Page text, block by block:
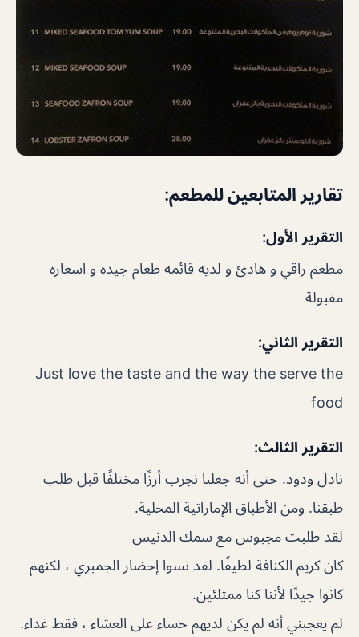
تقارير المتابعين للمطعم:
التقرير الأول:
مطعم راقي و هادئ و لديه قائمه طعام جيده و اسعاره
مقبولة
التقرير الثاني:
Just love the taste and the way the serve the
food
التقرير الثالث:
نادل ودود. حتى أنه جعلنا نجرب أرزًا مختلفًا قبل طلب
طبقنا. ومن الأطباق الإماراتية المحلية.
لقد طلبت مجبوس مع سمك الدنيس
كان كريم الكنافة لطيفًا. لقد نسوا إحضار الجمبري ، لكنهم
كانوا جيدًا لأننا كنا ممتلئين.
لم يعجبني أنه لم يكن لديهم حساء على العشاء ، فقط غداء.